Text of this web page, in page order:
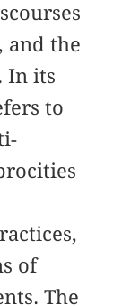
and the
In its
to
of
The